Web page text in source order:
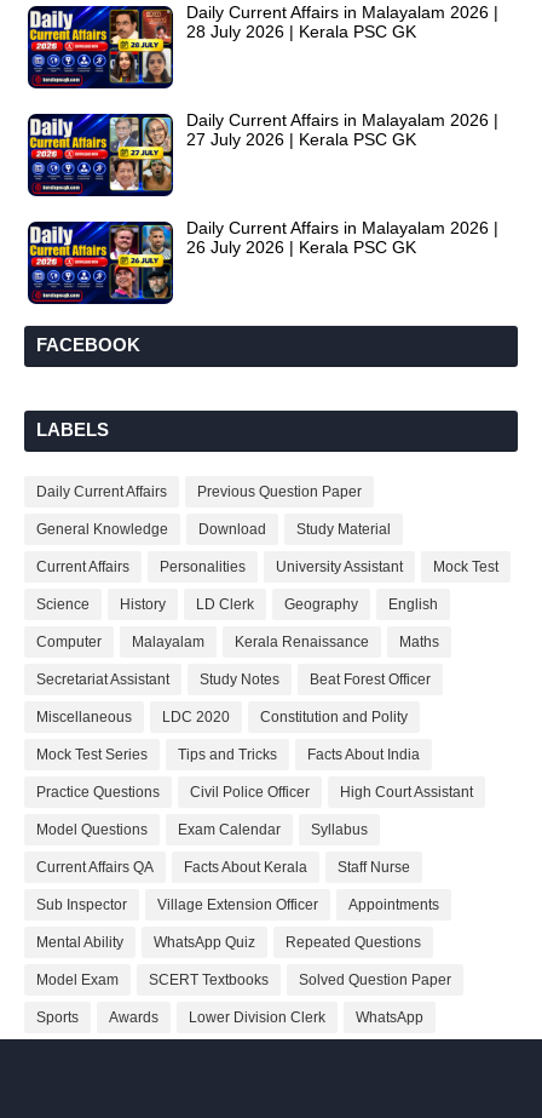
Daily Current Affairs in Malayalam 2026 |
28 July 2026 | Kerala PSC GK
Daily Current Affairs in Malayalam 2026 |
27 July 2026 | Kerala PSC GK
Daily Current Affairs in Malayalam 2026 |
26 July 2026 | Kerala PSC GK
FACEBOOK
LABELS
Daily Current Affairs Previous Question Paper
General Knowledge Download Study Material
Current Affairs Personalities University Assistant Mock Test
Science History LD Clerk Geography English
Computer Malayalam Kerala Renaissance Maths
Secretariat Assistant Study Notes Beat Forest Officer
Miscellaneous LDC 2020 Constitution and Polity
Mock Test Series Tips and Tricks Facts About India
Practice Questions Civil Police Officer High Court Assistant
Model Questions Exam Calendar Syllabus
Current Affairs QA Facts About Kerala Staff Nurse
Sub Inspector Village Extension Officer Appointments
Mental Ability WhatsApp Quiz Repeated Questions
Model Exam SCERT Textbooks Solved Question Paper
Sports Awards Lower Division Clerk WhatsApp